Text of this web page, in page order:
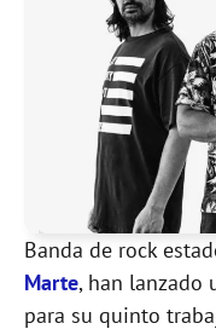
Banda de rock
Marte, han lanzado
para su quinto